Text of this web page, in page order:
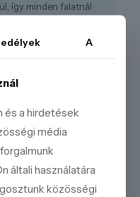
így minden falatnál
ízletes reggelihez, egy
is. Élvezze a
pogácsát akár
A
és a hirdetések
média
általi használatára
közösségi